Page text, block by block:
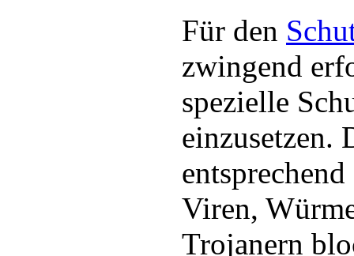
Für den
zwingend
spezielle
einzusetzen.
Viren,
Trojanern